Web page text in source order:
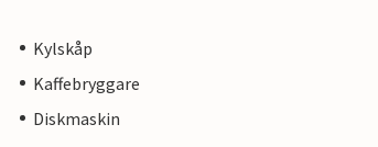
Kylskåp
Kaffebryggare
Diskmaskin